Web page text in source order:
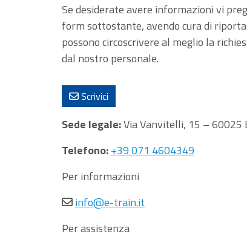
Se desiderate avere informazioni vi
form sottostante, avendo cura di
possono circoscrivere al meglio la
dal nostro personale.
Scrivici
Sede legale:Via Vanvitelli, 15 – 60025
Telefono:+39 071 4604349
Per informazioni
info@e-train.it
Per assistenza